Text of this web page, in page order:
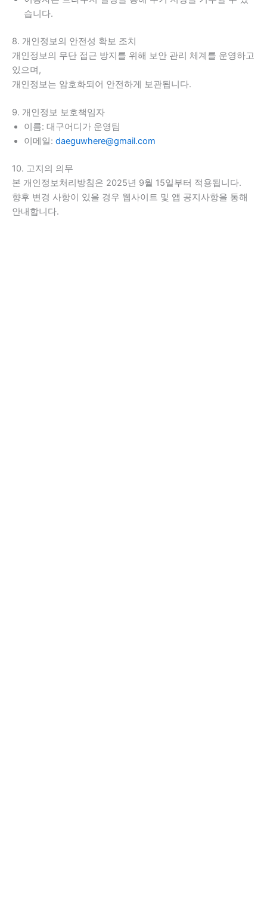
습니다.
8. 개인정보의 안전성 확보 조치
개인정보의 무단 접근 방지를 위해 보안 관리 체계를 운영하고
있으며,
개인정보는 암호화되어 안전하게 보관됩니다.
9. 개인정보 보호책임자
이름: 대구어디가 운영팀
이메일: daeguwhere@gmail.com
10. 고지의 의무
본 개인정보처리방침은 2025년 9월 15일부터 적용됩니다.
향후 변경 사항이 있을 경우 웹사이트 및 앱 공지사항을 통해
안내합니다.